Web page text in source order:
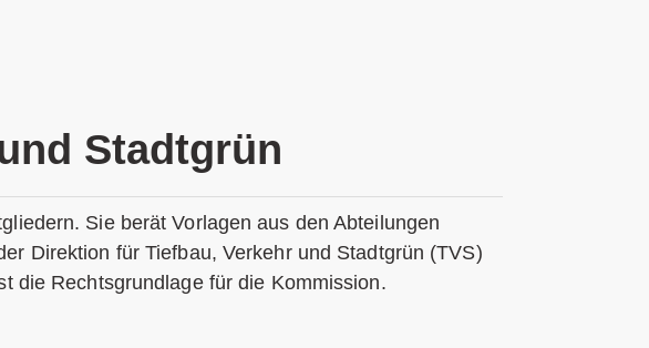
Stadtgrün
Sie berät Vorlagen aus den Abteilungen
Direktion für Tiefbau, Verkehr und Stadtgrün (TVS)
die Rechtsgrundlage für die Kommission.